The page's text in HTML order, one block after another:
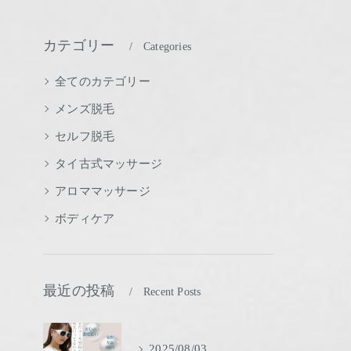
カテゴリー Categories
全てのカテゴリー
メンズ脱毛
セルフ脱毛
タイ古式マッサージ
アロママッサージ
ボディケア
最近の投稿 Recent Posts